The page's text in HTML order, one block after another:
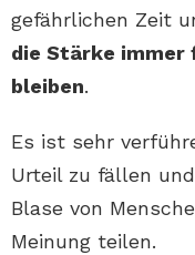
gefährlichen Zeit
die Stärke immer
bleiben.
Es ist sehr
Urteil zu fällen
Blase von
Meinung teilen.